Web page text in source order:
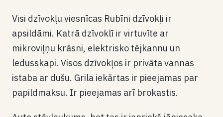
Visi dzīvokļu viesnīcas Rubīni dzīvokļi ir
apsildāmi. Katrā dzīvoklī ir virtuvīte ar
mikroviļņu krāsni, elektrisko tējkannu un
ledusskapi. Visos dzīvokļos ir privāta vannas
istaba ar dušu. Grila iekārtas ir pieejamas par
papildmaksu. Ir pieejamas arī brokastis.